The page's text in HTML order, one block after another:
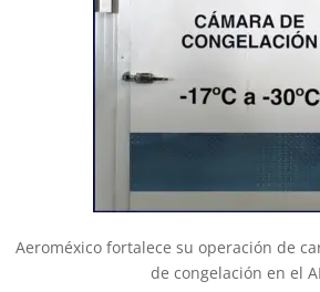
Aeroméxico fortalece su operación de
de congelación en el